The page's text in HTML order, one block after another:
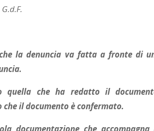
la denuncia va fatta a fronte di
che ha redatto il
il documento è confermato.